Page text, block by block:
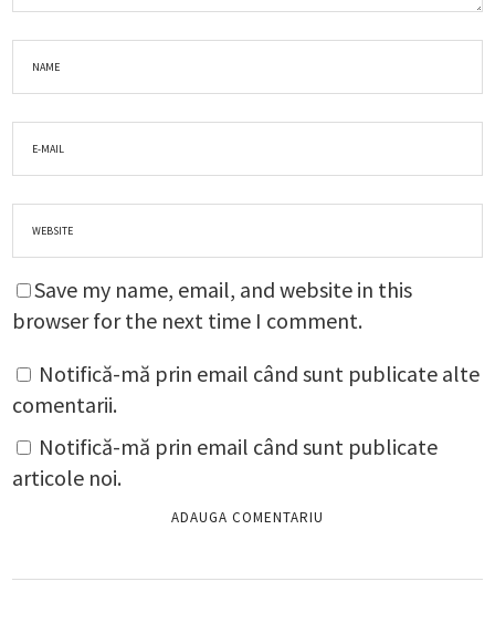
Save my name, email, and website in this
browser for the next time I comment.
Notifică-mă prin email când sunt publicate alte
comentarii.
Notifică-mă prin email când sunt publicate
articole noi.